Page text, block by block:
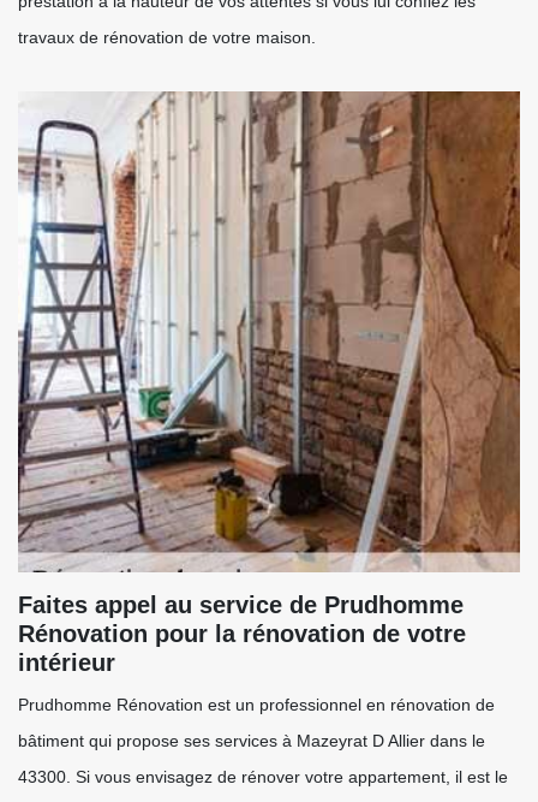
travaux de rénovation de votre maison.
Faites appel au service de Prudhomme
Rénovation pour la rénovation de votre
intérieur
Prudhomme Rénovation est un professionnel en rénovation de
bâtiment qui propose ses services à Mazeyrat D Allier dans le
43300. Si vous envisagez de rénover votre appartement, il est le